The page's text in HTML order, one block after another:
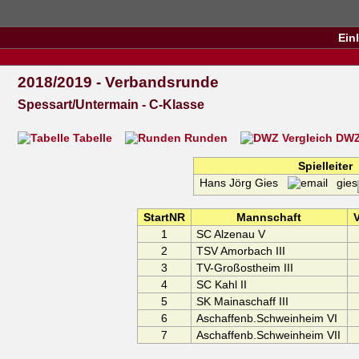
2018/2019 - Verbandsrunde
Spessart/Untermain - C-Klasse
Tabelle Runden
Spielleiter
Hans Jörg Gies
gies
StartNR Mannschaft
1
SC Alzenau V
2
TSV Amorbach III
3
TV-Großostheim III
4
SC Kahl II
5
SK Mainaschaff III
6
Aschaffenb.Schweinheim VI
7
Aschaffenb.Schweinheim VII